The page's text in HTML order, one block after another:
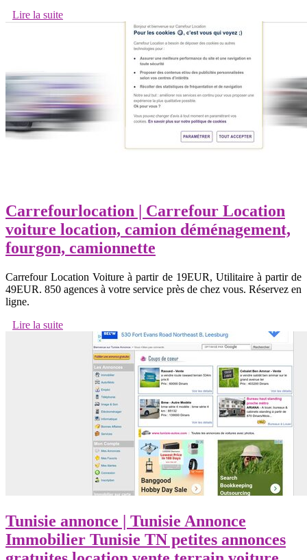
Lire la suite
Car­refour­loca­tion | Carrefour Location
voiture location, camion déménage­ment,
fourgon, camionnette
Carrefour Location Voiture à partir de 19EUR, Utilitaire à partir de
49EUR. 850 agences à votre service près de chez vous. Réservez en
ligne.
Lire la suite
Tunisie annonce | Tunisie Annonce
Immobilier Tunisie TN petites annonces